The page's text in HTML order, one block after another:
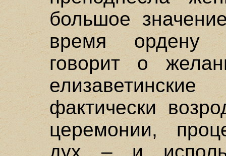
большое
время ордену
говорит о
фактически
церемонии,
дух – и